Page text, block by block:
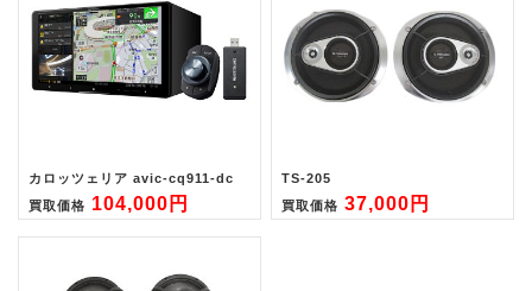
カロッツェリア avic-cq911-dc
買取価格 104,000円
TS-205
買取価格 37,000円